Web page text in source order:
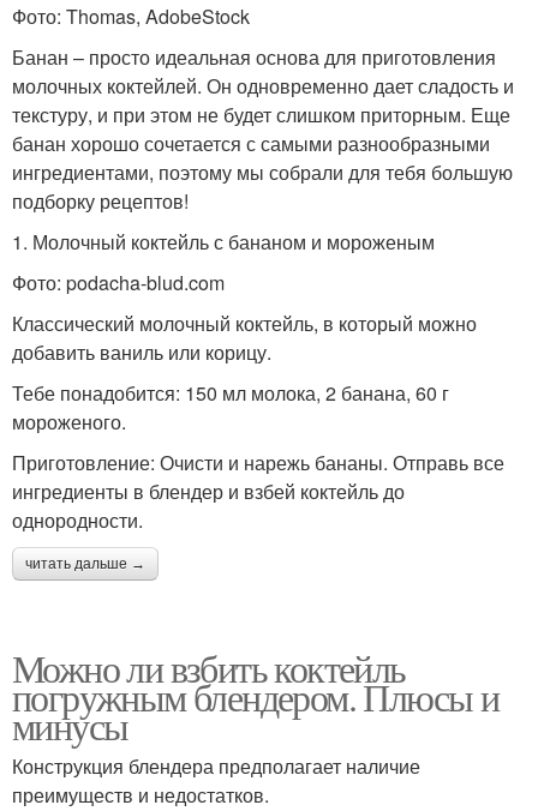
Фото: Thomas, AdobeStock
Банан – просто идеальная основа для приготовления
молочных коктейлей. Он одновременно дает сладость и
текстуру, и при этом не будет слишком приторным. Еще
банан хорошо сочетается с самыми разнообразными
ингредиентами, поэтому мы собрали для тебя большую
подборку рецептов!
1. Молочный коктейль с бананом и мороженым
Фото: podacha-blud.com
Классический молочный коктейль, в который можно
добавить ваниль или корицу.
Тебе понадобится: 150 мл молока, 2 банана, 60 г
мороженого.
Приготовление: Очисти и нарежь бананы. Отправь все
ингредиенты в блендер и взбей коктейль до
однородности.
читать дальше →
Можно ли взбить коктейль
погружным блендером. Плюсы и
минусы
Конструкция блендера предполагает наличие
преимуществ и недостатков.